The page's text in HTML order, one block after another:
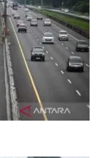
Tol Japek atasi